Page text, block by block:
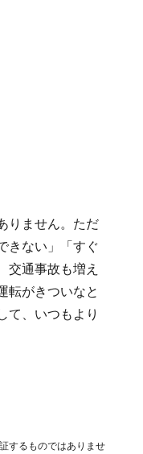
りません。ただ
きない」「すぐ
交通事故も増え
転がきついなと
て、いつもより
するものではありませ